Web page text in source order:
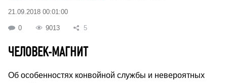
21.09.2018 00:01:00
0 9013 5
ЧЕЛОВЕК-МАГНИТ
Об особенностях конвойной службы и невероятных